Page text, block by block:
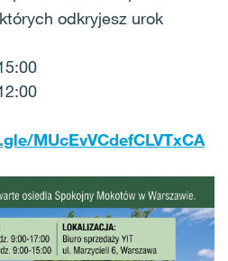
odkryjesz urok
MUcEvVCdefCLVTxCA